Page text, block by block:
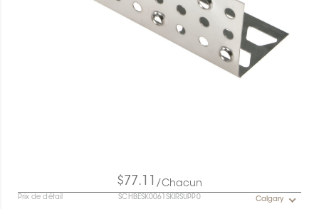
$77.11 /Chacun
Prix de détail SCHBESK0061SKIRSUPP0 Calgary